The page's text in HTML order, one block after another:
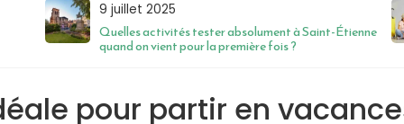
9 juillet 2025
Quelles activités tester absolument à Saint-Étienne
quand on vient pour la première fois ?
pour partir en